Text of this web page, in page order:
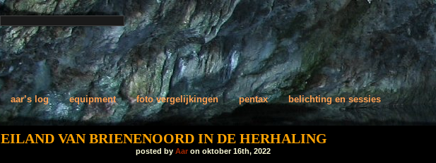
aar’s log equipment foto vergelijkingen pentax belichting en sessies
EILAND VAN BRIENENOORD IN DE HERHALING
posted by Aar on oktober 16th, 2022